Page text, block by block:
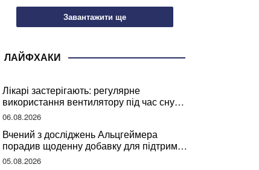
Завантажити ще
ЛАЙФХАКИ
Лікарі застерігають: регулярне
використання вентилятору під час сну
може негативно вплинути на ваше
здоров’я
06.08.2026
Вчений з досліджень Альцгеймера
порадив щоденну добавку для підтримки
мозкової діяльності
05.08.2026